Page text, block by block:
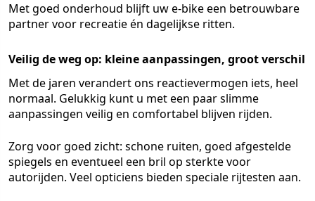
Met goed onderhoud blijft uw e-bike een betrouwbare
partner voor recreatie én dagelijkse ritten.
Veilig de weg op: kleine aanpassingen, groot verschil
Met de jaren verandert ons reactievermogen iets, heel
normaal. Gelukkig kunt u met een paar slimme
aanpassingen veilig en comfortabel blijven rijden.
Zorg voor goed zicht: schone ruiten, goed afgestelde
spiegels en eventueel een bril op sterkte voor
autorijden. Veel opticiens bieden speciale rijtesten aan.